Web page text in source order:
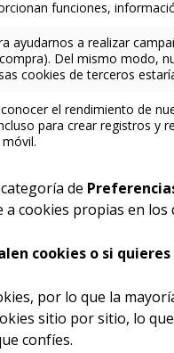
funciones,
ayudarnos a realizar
Del mismo modo,
cookies de terceros
el rendimiento de
para crear registros y
de
a cookies propias en
cookies o si
por lo que la
sitio por sitio, lo
confíes.